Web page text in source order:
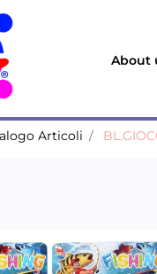
About
Articoli